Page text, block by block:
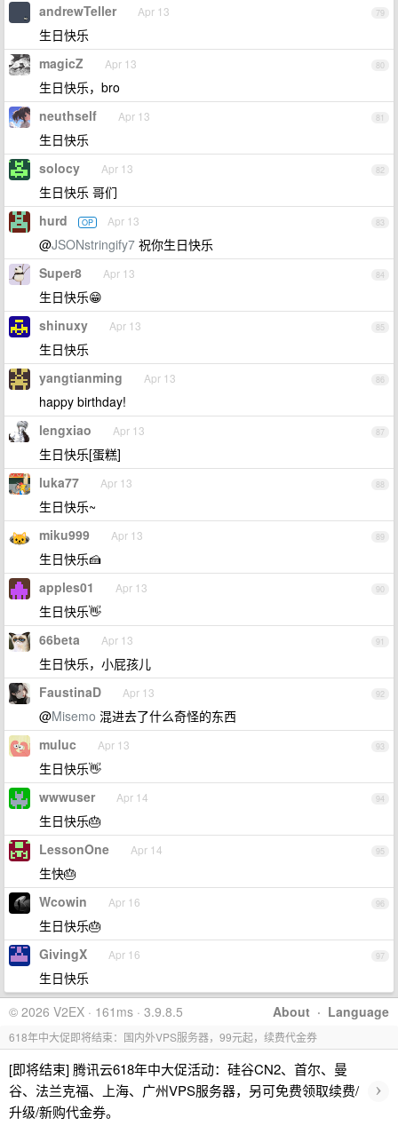
79
andrewTeller Apr 13
生日快乐
80
magicZ Apr 13
生日快乐，bro
81
neuthself Apr 13
生日快乐
82
solocy Apr 13
生日快乐 哥们
83
hurd OP Apr 13
@JSONstringify7 祝你生日快乐
84
Super8 Apr 13
生日快乐😁
85
shinuxy Apr 13
生日快乐
86
yangtianming Apr 13
happy birthday!
87
lengxiao Apr 13
生日快乐[蛋糕]
88
luka77 Apr 13
生日快乐~
89
miku999 Apr 13
生日快乐🍰
90
apples01 Apr 13
生日快乐👋
91
66beta Apr 13
生日快乐，小屁孩儿
92
FaustinaD Apr 13
@Misemo 混进去了什么奇怪的东西
93
muluc Apr 13
生日快乐👋
94
wwwuser Apr 14
生日快乐🎂
95
LessonOne Apr 14
生快🎂
96
Wcowin Apr 16
生日快乐🎂
97
GivingX Apr 16
生日快乐
About · Language
© 2026 V2EX · 161ms · 3.9.8.5
618年中大促即将结束：国内外VPS服务器，99元起，续费代金券
[即将结束] 腾讯云618年中大促活动：硅谷CN2、首尔、曼
谷、法兰克福、上海、广州VPS服务器，另可免费领取续费/
升级/新购代金券。
›